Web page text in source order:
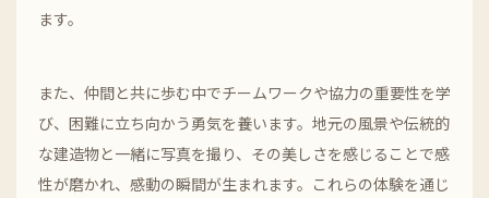
ます。
また、仲間と共に歩む中でチームワークや協力の重要性を学
び、困難に立ち向かう勇気を養います。地元の風景や伝統的
な建造物と一緒に写真を撮り、その美しさを感じることで感
性が磨かれ、感動の瞬間が生まれます。これらの体験を通じ